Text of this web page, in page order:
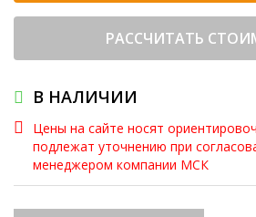
РАССЧИТАТЬ
В НАЛИЧИИ
Цены на сайте носят
подлежат уточнению при
менеджером компании МСК